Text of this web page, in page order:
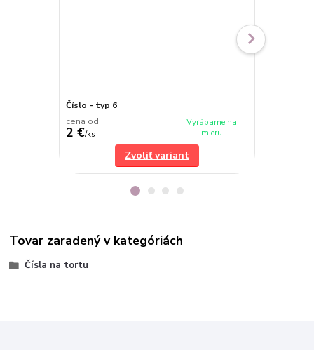
Číslo - typ 6
cena od
2 €/ks
Vyrábame na
mieru
Zvoliť variant
Tovar zaradený v kategóriách
Čísla na tortu